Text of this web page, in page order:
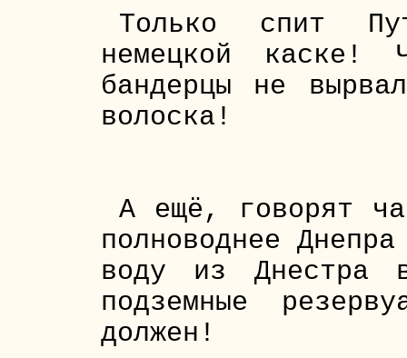
Только спит
немецкой каске!
бандерцы не
волоска!
А ещё, говорят
полноводнее
воду из Днестра
подземные
должен!